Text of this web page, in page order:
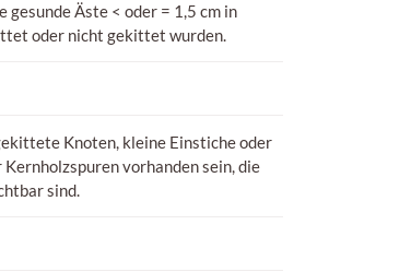
Äste < oder = 1,5 cm in
oder nicht gekittet wurden.
Knoten, kleine Einstiche oder
vorhanden sein, die
sind.